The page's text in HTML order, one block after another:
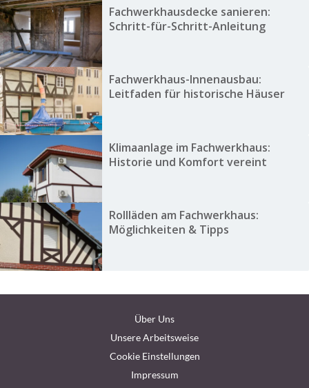
Fachwerkhausdecke sanieren:
Schritt-für-Schritt-Anleitung
Fachwerkhaus-Innenausbau:
Leitfaden für historische Häuser
Klimaanlage im Fachwerkhaus:
Historie und Komfort vereint
Rollläden am Fachwerkhaus:
Möglichkeiten & Tipps
Über Uns
Unsere Arbeitsweise
Cookie Einstellungen
Impressum